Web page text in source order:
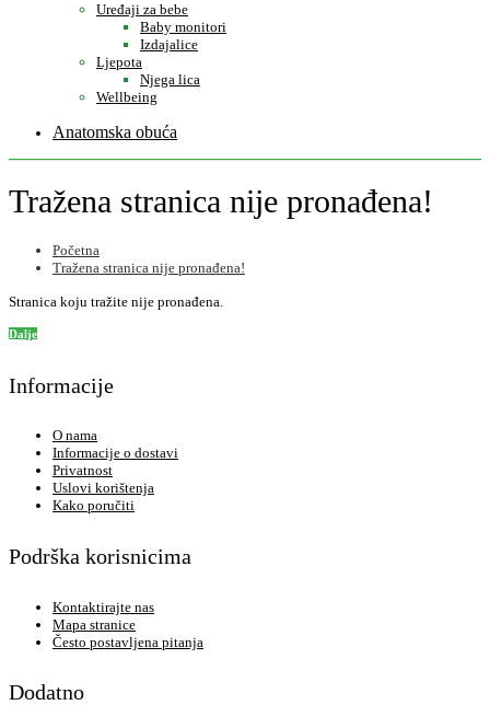
Uređaji za bebe
Baby monitori
Izdajalice
Ljepota
Njega lica
Wellbeing
Anatomska obuća
Tražena stranica nije pronađena!
Početna
Tražena stranica nije pronađena!
Stranica koju tražite nije pronađena.
Dalje
Informacije
O nama
Informacije o dostavi
Privatnost
Uslovi korištenja
Kako poručiti
Podrška korisnicima
Kontaktirajte nas
Mapa stranice
Često postavljena pitanja
Dodatno